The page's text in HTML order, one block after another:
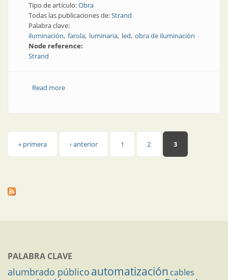
Tipo de artículo:Obra
Todas las publicaciones de:Strand
Palabra clave:
iluminación farola luminaria led obra de iluminación
Node reference:
Strand
Read moreabout Obra | Iluminando Santa María
Páginas
« primera ‹ anterior 1 2 3
PALABRA CLAVE
alumbrado público automatización cables